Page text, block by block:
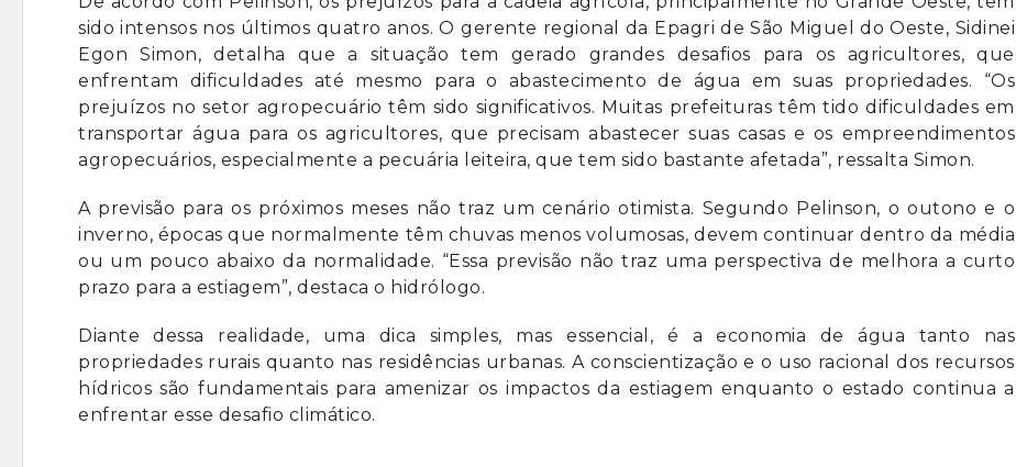
sido intensos nos últimos quatro anos. O gerente regional da Epagri de São Miguel do Oeste, Sidinei
Egon Simon, detalha que a situação tem gerado grandes desafios para os agricultores, que
enfrentam dificuldades até mesmo para o abastecimento de água em suas propriedades. “Os
prejuízos no setor agropecuário têm sido significativos. Muitas prefeituras têm tido dificuldades em
transportar água para os agricultores, que precisam abastecer suas casas e os empreendimentos
agropecuários, especialmente a pecuária leiteira, que tem sido bastante afetada”, ressalta Simon.
A previsão para os próximos meses não traz um cenário otimista. Segundo Pelinson, o outono e o
inverno, épocas que normalmente têm chuvas menos volumosas, devem continuar dentro da média
ou um pouco abaixo da normalidade. “Essa previsão não traz uma perspectiva de melhora a curto
prazo para a estiagem”, destaca o hidrólogo.
Diante dessa realidade, uma dica simples, mas essencial, é a economia de água tanto nas
propriedades rurais quanto nas residências urbanas. A conscientização e o uso racional dos recursos
hídricos são fundamentais para amenizar os impactos da estiagem enquanto o estado continua a
enfrentar esse desafio climático.